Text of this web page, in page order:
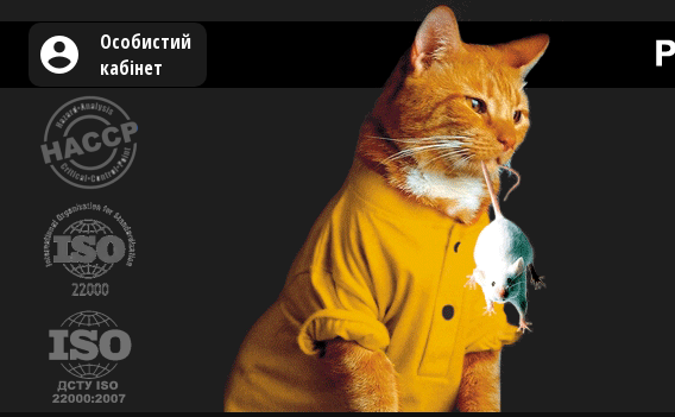
Особистий
кабінет